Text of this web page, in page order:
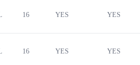
16 YES YES
16 YES YES